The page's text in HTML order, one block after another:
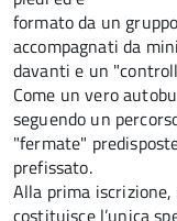
formato da un
accompagnati da
davanti e un
Come un vero
seguendo un
"fermate"
prefissato.
Alla prima
costituisce l’unica